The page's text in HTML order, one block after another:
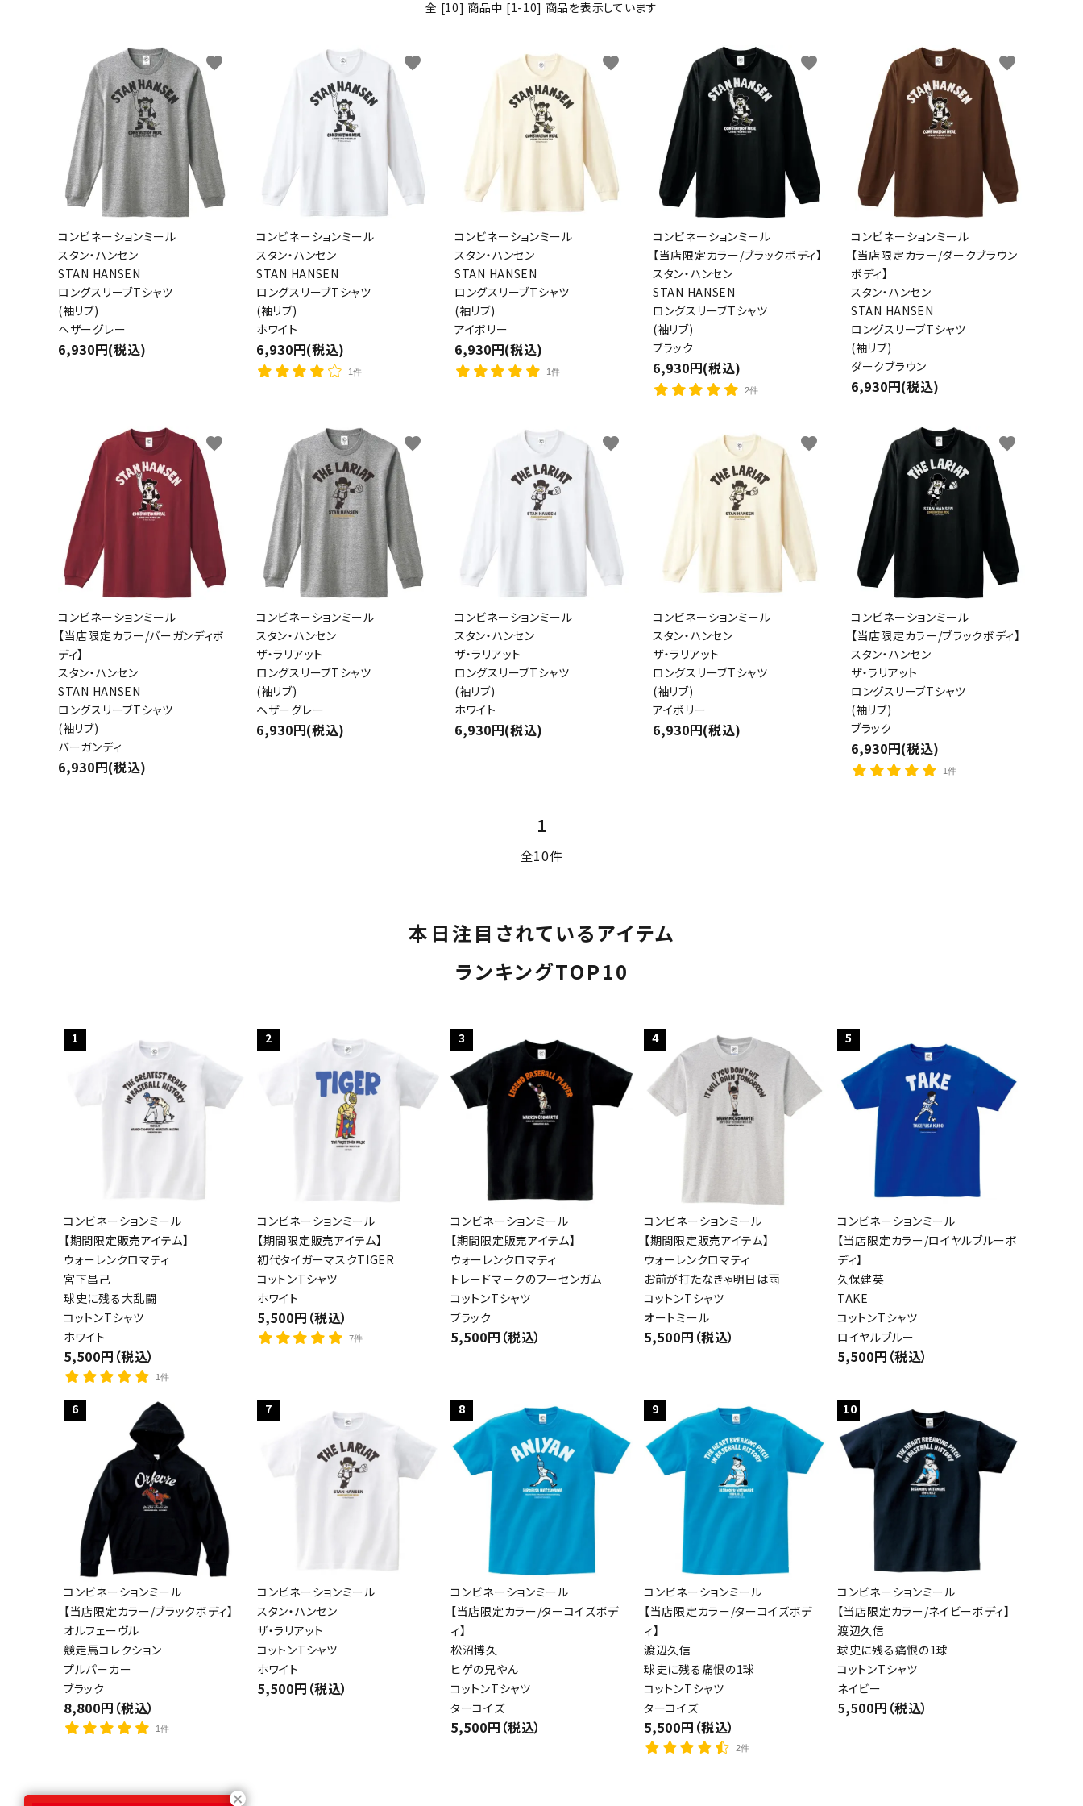
全 [10] 商品中 [1-10] 商品を表示しています
コンビネーションミール
スタン・ハンセン
STAN HANSEN
ロングスリーブTシャツ
(袖リブ)
ヘザーグレー
6,930円(税込)
favorite
コンビネーションミール
スタン・ハンセン
STAN HANSEN
ロングスリーブTシャツ
(袖リブ)
ホワイト
6,930円(税込)
1件
favorite
コンビネーションミール
スタン・ハンセン
STAN HANSEN
ロングスリーブTシャツ
(袖リブ)
アイボリー
6,930円(税込)
1件
favorite
コンビネーションミール
【当店限定カラー/ブラックボディ】
スタン・ハンセン
STAN HANSEN
ロングスリーブTシャツ
(袖リブ)
ブラック
6,930円(税込)
2件
favorite
コンビネーションミール
【当店限定カラー/ダークブラウン
ボディ】
スタン・ハンセン
STAN HANSEN
ロングスリーブTシャツ
(袖リブ)
ダークブラウン
6,930円(税込)
favorite
コンビネーションミール
【当店限定カラー/バーガンディボ
ディ】
スタン・ハンセン
STAN HANSEN
ロングスリーブTシャツ
(袖リブ)
バーガンディ
6,930円(税込)
favorite
コンビネーションミール
スタン・ハンセン
ザ・ラリアット
ロングスリーブTシャツ
(袖リブ)
ヘザーグレー
6,930円(税込)
favorite
コンビネーションミール
スタン・ハンセン
ザ・ラリアット
ロングスリーブTシャツ
(袖リブ)
ホワイト
6,930円(税込)
favorite
コンビネーションミール
スタン・ハンセン
ザ・ラリアット
ロングスリーブTシャツ
(袖リブ)
アイボリー
6,930円(税込)
favorite
コンビネーションミール
【当店限定カラー/ブラックボディ】
スタン・ハンセン
ザ・ラリアット
ロングスリーブTシャツ
(袖リブ)
ブラック
6,930円(税込)
1件
favorite
1
全10件
本日注目されているアイテム
ランキングTOP10
1
コンビネーションミール
【期間限定販売アイテム】
ウォーレンクロマティ
宮下昌己
球史に残る大乱闘
コットンTシャツ
ホワイト
5,500円（税込）
1件
2
コンビネーションミール
【期間限定販売アイテム】
初代タイガーマスクTIGER
コットンTシャツ
ホワイト
5,500円（税込）
7件
3
コンビネーションミール
【期間限定販売アイテム】
ウォーレンクロマティ
トレードマークのフーセンガム
コットンTシャツ
ブラック
5,500円（税込）
4
コンビネーションミール
【期間限定販売アイテム】
ウォーレンクロマティ
お前が打たなきゃ明日は雨
コットンTシャツ
オートミール
5,500円（税込）
5
コンビネーションミール
【当店限定カラー/ロイヤルブルーボ
ディ】
久保建英
TAKE
コットンTシャツ
ロイヤルブルー
5,500円（税込）
6
コンビネーションミール
【当店限定カラー/ブラックボディ】
オルフェーヴル
競走馬コレクション
プルパーカー
ブラック
8,800円（税込）
1件
7
コンビネーションミール
スタン・ハンセン
ザ・ラリアット
コットンTシャツ
ホワイト
5,500円（税込）
8
コンビネーションミール
【当店限定カラー/ターコイズボデ
ィ】
松沼博久
ヒゲの兄やん
コットンTシャツ
ターコイズ
5,500円（税込）
9
コンビネーションミール
【当店限定カラー/ターコイズボデ
ィ】
渡辺久信
球史に残る痛恨の1球
コットンTシャツ
ターコイズ
5,500円（税込）
2件
10
コンビネーションミール
【当店限定カラー/ネイビーボディ】
渡辺久信
球史に残る痛恨の1球
コットンTシャツ
ネイビー
5,500円（税込）